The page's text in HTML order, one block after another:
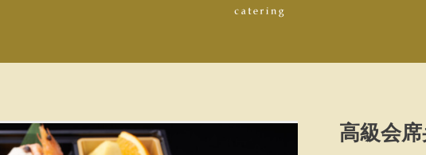
高級会